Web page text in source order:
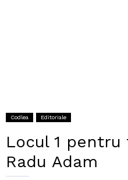
Codlea Editoriale
Locul 1
Radu Adam